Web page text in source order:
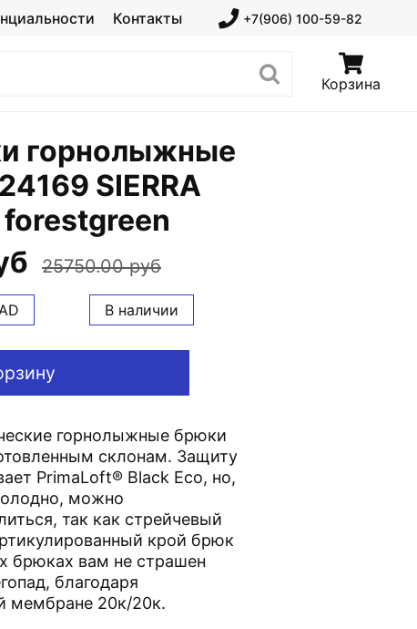
Контакты +7(906) 100-59-82
Корзина
горнолыжные
SIERRA
forestgreen
25750.00 руб
В наличии
горнолыжные брюки
склонам. Защиту
PrimaLoft® Black Eco, но,
можно
так как стрейчевый
крой брюк
брюках вам не страшен
благодаря
мембране 20к/20к.